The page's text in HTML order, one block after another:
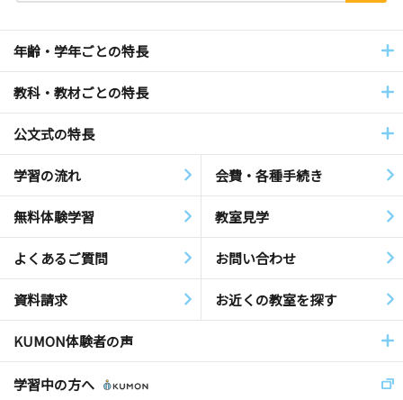
年齢・学年ごとの特長
教科・教材ごとの特長
公文式の特長
学習の流れ 会費・各種手続き
無料体験学習 教室見学
よくあるご質問 お問い合わせ
資料請求 お近くの教室を探す
KUMON体験者の声
学習中の方へ